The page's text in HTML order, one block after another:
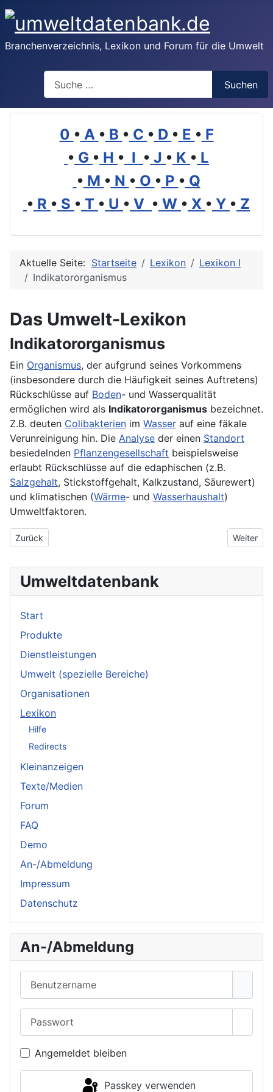
Branchenverzeichnis, Lexikon und Forum für die Umwelt
Suchen
0 • A • B • C • D • E • F
• G • H • I • J • K • L
• M • N • O • P • Q
• R • S • T • U • V • W • X • Y • Z
Aktuelle Seite: Startseite Lexikon
Lexikon I
Indikatororganismus
Das Umwelt-Lexikon
Indikatororganismus
Ein Organismus, der aufgrund seines Vorkommens
(insbesondere durch die Häufigkeit seines Auftretens)
Rückschlüsse auf Boden- und Wasserqualität
ermöglichen wird als Indikatororganismus bezeichnet.
Z.B. deuten Colibakterien im Wasser auf eine fäkale
Verunreinigung hin. Die Analyse der einen Standort
besiedelnden Pflanzengesellschaft beispielsweise
erlaubt Rückschlüsse auf die edaphischen (z.B.
Salzgehalt, Stickstoffgehalt, Kalkzustand, Säurewert)
und klimatischen (Wärme- und Wasserhaushalt)
Umweltfaktoren.
Vorheriger Beitrag: Indikator
Zurück Nächster
Weiter
Umweltdatenbank
Start
Produkte
Dienstleistungen
Umwelt (spezielle Bereiche)
Organisationen
Lexikon
Hilfe
Redirects
Kleinanzeigen
Texte/Medien
Forum
FAQ
Demo
An-/Abmeldung
Impressum
Datenschutz
An-/Abmeldung
Angemeldet bleiben
Passkey verwenden